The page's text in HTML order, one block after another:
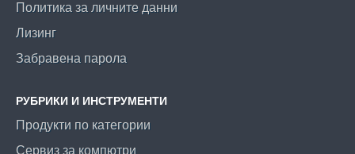
Политика за личните данни
Лизинг
Забравена парола
РУБРИКИ И ИНСТРУМЕНТИ
Продукти по категории
Сервиз за компютри